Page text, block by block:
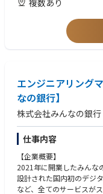
PC：WindowsとMacより
コミュニケーション：
BIツール：QuickSight、
※開発チームごとに異な
開発言語：Java,
フレームワーク：Spring
ミドルウェア：MySQL,
プラットフォーム：AWS
など）
開発環境：Docker,
生成AIツール：ChatGPT
365 Copilot、Devin ほか
ザイナーと協業しながら
・ビジネスチームなど、
成ができるコミュニケー
験
・スクラムなどのアジャ
験
・エンジニアチームのマネ
【求める人物像】
・自身の得意領域以外の
・新しいことに対して、
・プロダクトを通じて、
エンジニアリング
なの銀行】
株式会社みんなの銀行
仕事内容
【企業概要】
2021年に開業したみんな
設計された国内初のデジ
など、全てのサービスが